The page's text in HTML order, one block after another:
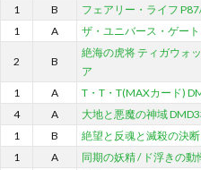
1 B フェアリー・ライフ
1
A ザ・ユニバース・ゲー
2 B
絶海の虎将 ティガウォ
ア
1 A T・T・T(MAXカード)
4
A 大地と悪魔の神域
1
B 絶望と反魂と滅殺の決
1
A 同期の妖精 / ド浮きの動